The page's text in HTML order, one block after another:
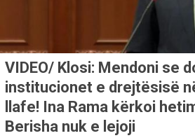
VIDEO/ Klosi: Mendoni se
institucionet e drejtësisë
llafe! Ina Rama kërkoi
Berisha nuk e lejoji